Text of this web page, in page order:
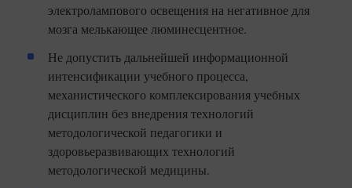
электролампового освещения на негативное для
мозга мелькающее люминесцентное.
Не допустить дальнейшей информационной
интенсификации учебного процесса,
механистического комплексирования учебных
дисциплин без внедрения технологий
методологической педагогики и
здоровьеразвивающих технологий
методологической медицины.